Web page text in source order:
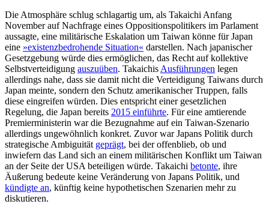
Die Atmosphäre schlug schlagartig um, als Takaichi Anfang
November auf Nach­frage eines Oppositionspolitikers im Parla­ment
aussagte, eine militärische Eska­lation um Taiwan könne für Japan
eine »exis­tenz­bedrohende Situation« darstellen. Nach japa­nischer
Gesetzgebung würde dies er­mög­lichen, das Recht auf kollektive
Selbst­vertei­digung auszuüben. Takaichis Aus­führungen legen
allerdings nahe, dass sie damit nicht die Verteidigung Taiwans durch
Japan meinte, sondern den Schutz amerikanischer Truppen, falls
diese ein­greifen wür­den. Dies entspricht einer gesetz­lichen
Regelung, die Japan bereits 2015 einführte. Für eine am­tierende
Premier­ministerin war die Bezug­nahme auf ein Taiwan-Szenario
allerdings ungewöhnlich konkret. Zuvor war Japans Politik durch
strategische Ambiguität ge­prägt, bei der offenblieb, ob und
inwiefern das Land sich an einem militärischen Konflikt um Taiwan
an der Seite der USA beteiligen würde. Takaichi betonte, ihre
Äußerung bedeute keine Ver­änderung von Japans Politik, und
kündigte an, künftig keine hypothetischen Szenarien mehr zu
diskutieren.